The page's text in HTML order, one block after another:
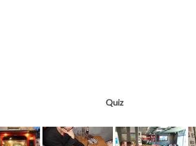
Quiz